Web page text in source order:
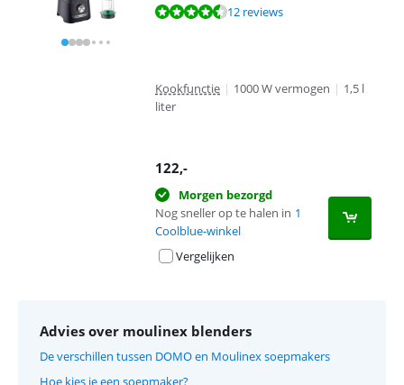
Beoordeling is 9,2 van de 10, gebaseerd op 12 reviews.
12 reviews
Kookfunctie | 1000 W vermogen | 1,5 l
liter
122,-
Morgen bezorgd
Nog sneller op te halen in 1
Coolblue-winkel
Vergelijken
Advies over moulinex blenders
De verschillen tussen DOMO en Moulinex soepmakers
Hoe kies je een soepmaker?